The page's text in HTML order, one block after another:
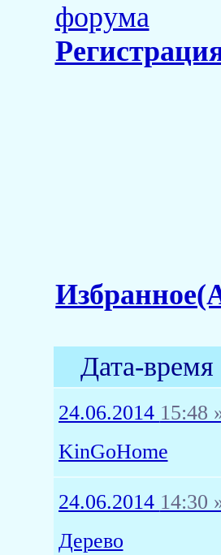
форума
Дата-время
24.06.2014 15:48
KinGoHome
24.06.2014 14:30
Дерево